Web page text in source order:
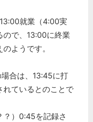
就業（4:00実
ので、13:00に終業
ようです。
は、13:45に打
れているとのことで
？）0:45を記録さ